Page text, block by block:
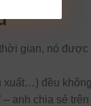
gian, nó được
đều
anh chia sẻ trên